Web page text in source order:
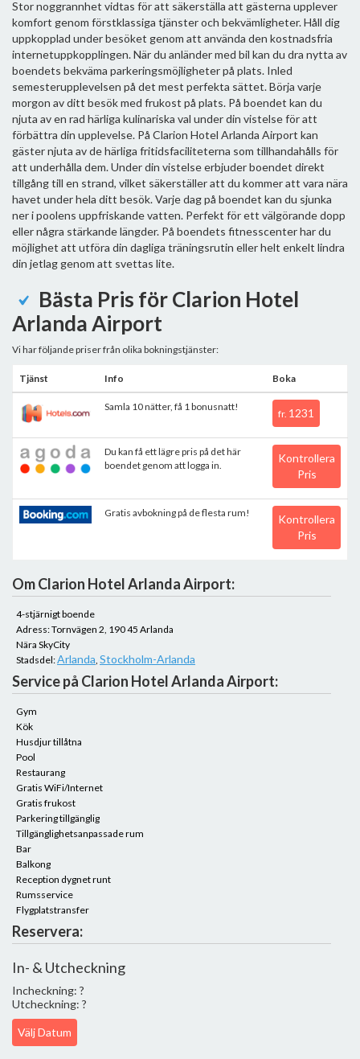
Stor noggrannhet vidtas för att säkerställa att gästerna upplever
komfort genom förstklassiga tjänster och bekvämligheter. Håll dig
uppkopplad under besöket genom att använda den kostnadsfria
internetuppkopplingen. När du anländer med bil kan du dra nytta av
boendets bekväma parkeringsmöjligheter på plats. Inled
semesterupplevelsen på det mest perfekta sättet. Börja varje
morgon av ditt besök med frukost på plats. På boendet kan du
njuta av en rad härliga kulinariska val under din vistelse för att
förbättra din upplevelse. På Clarion Hotel Arlanda Airport kan
gäster njuta av de härliga fritidsfaciliteterna som tillhandahålls för
att underhålla dem. Under din vistelse erbjuder boendet direkt
tillgång till en strand, vilket säkerställer att du kommer att vara nära
havet under hela ditt besök. Varje dag på boendet kan du sjunka
ner i poolens uppfriskande vatten. Perfekt för ett välgörande dopp
eller några stärkande längder. På boendets fitnesscenter har du
möjlighet att utföra din dagliga träningsrutin eller helt enkelt lindra
din jetlag genom att svettas lite.
Bästa Pris för Clarion Hotel
Arlanda Airport
Vi har följande priser från olika bokningstjänster:
Tjänst Info Boka
Samla 10 nätter, få 1 bonusnatt!
fr. 1231
Du kan få ett lägre pris på det här
boendet genom att logga in.
Kontrollera
Pris
Gratis avbokning på de flesta rum!
Kontrollera
Pris
Om Clarion Hotel Arlanda Airport:
4-stjärnigt boende
Adress: Tornvägen 2, 190 45 Arlanda
Nära SkyCity
Stadsdel:Arlanda, Stockholm-Arlanda
Service på Clarion Hotel Arlanda Airport:
Gym
Kök
Husdjur tillåtna
Pool
Restaurang
Gratis WiFi/Internet
Gratis frukost
Parkering tillgänglig
Tillgänglighetsanpassade rum
Bar
Balkong
Reception dygnet runt
Rumsservice
Flygplatstransfer
Reservera:
In- & Utcheckning
Incheckning: ?
Utcheckning: ?
Välj Datum